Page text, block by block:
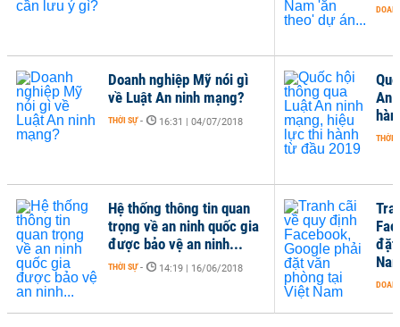
Doanh nghiệp Mỹ nói gì
về Luật An ninh mạng?
THỜI SỰ - 16:31 | 04/07/2018
Hệ thống thông tin quan
trọng về an ninh quốc gia
được bảo vệ an ninh...
THỜI SỰ - 14:19 | 16/06/2018
An
THỜI
đặt